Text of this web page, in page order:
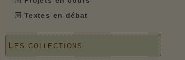
Textes en débat
Les collections